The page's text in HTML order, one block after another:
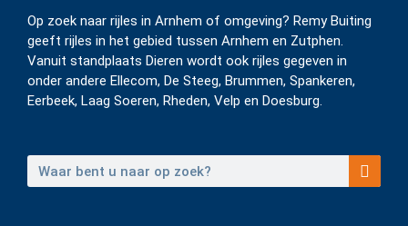
Op zoek naar rijles in Arnhem of omgeving? Remy Buiting
geeft rijles in het gebied tussen Arnhem en Zutphen.
Vanuit standplaats Dieren wordt ook rijles gegeven in
onder andere Ellecom, De Steeg, Brummen, Spankeren,
Eerbeek, Laag Soeren, Rheden, Velp en Doesburg.